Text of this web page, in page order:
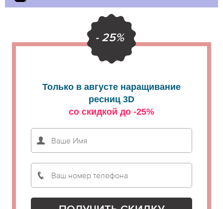
- 25%
Только в августе наращивание
ресниц 3D
со скидкой до -25%